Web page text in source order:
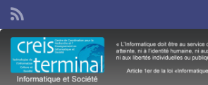
Search for: